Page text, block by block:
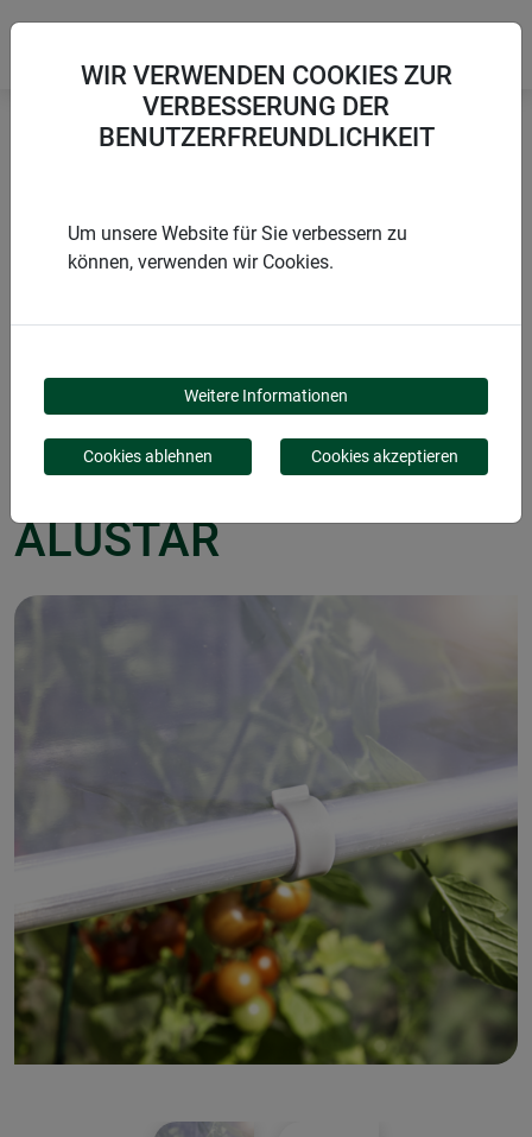
PRODUKTE
ERSATZCLIP FÜR
TOMATENHAUS
ALUSTAR
WIR VERWENDEN COOKIES ZUR
VERBESSERUNG DER
BENUTZERFREUNDLICHKEIT
Um unsere Website für Sie verbessern zu
können, verwenden wir Cookies.
Weitere Informationen
Cookies ablehnen Cookies akzeptieren